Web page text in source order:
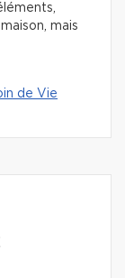
mais
de Vie